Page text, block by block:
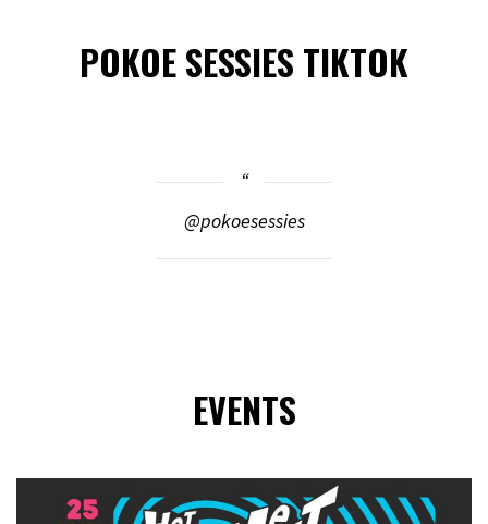
POKOE SESSIES TIKTOK
@pokoesessies
EVENTS